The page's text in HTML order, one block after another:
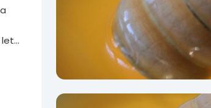
letu